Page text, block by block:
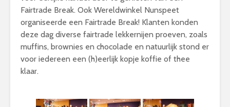
Fairtrade Break. Ook Wereldwinkel Nunspeet
organiseerde een Fairtrade Break! Klanten konden
deze dag diverse fairtrade lekkernijen proeven, zoals
muffins, brownies en chocolade en natuurlijk stond er
voor iedereen een (h)eerlijk kopje koffie of thee
klaar.